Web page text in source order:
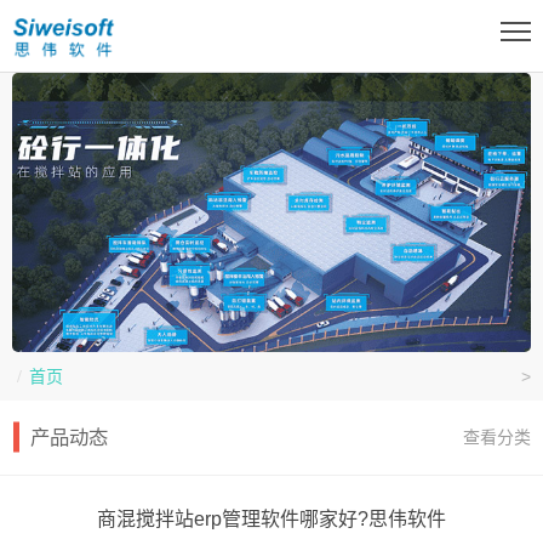
首页 >
产品动态 查看分类
商混搅拌站erp管理软件哪家好?思伟软件